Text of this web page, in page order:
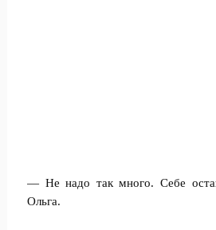
— Не надо так много. Себе
Ольга.